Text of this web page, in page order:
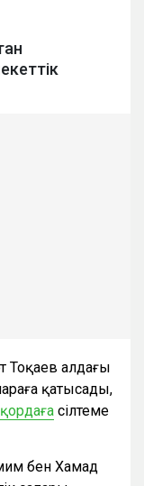
Тоқаев алдағы
қатысады,
сілтеме
бен Хамад